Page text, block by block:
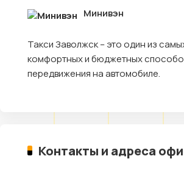
Минивэн
Такси Заволжск – это один из
комфортных и бюджетных
передвижения на автомобиле.
Контакты и адреса